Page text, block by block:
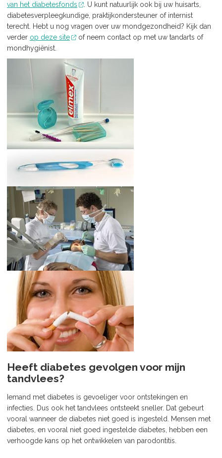
van het diabetesfonds
. U kunt natuurlijk ook bij uw huisarts,
diabetesverpleegkundige, praktijkondersteuner of internist
terecht. Hebt u nog vragen over uw mondgezondheid? Kijk dan
verder op deze site
of neem contact op met uw tandarts of
mondhygiënist.
Heeft diabetes gevolgen voor mijn
tandvlees?
Iemand met diabetes is gevoeliger voor ontstekingen en
infecties. Dus ook het tandvlees ontsteekt sneller. Dat gebeurt
vooral wanneer de diabetes niet goed is ingesteld. Mensen met
diabetes, en vooral niet goed ingestelde diabetes, hebben een
verhoogde kans op het ontwikkelen van parodontitis.